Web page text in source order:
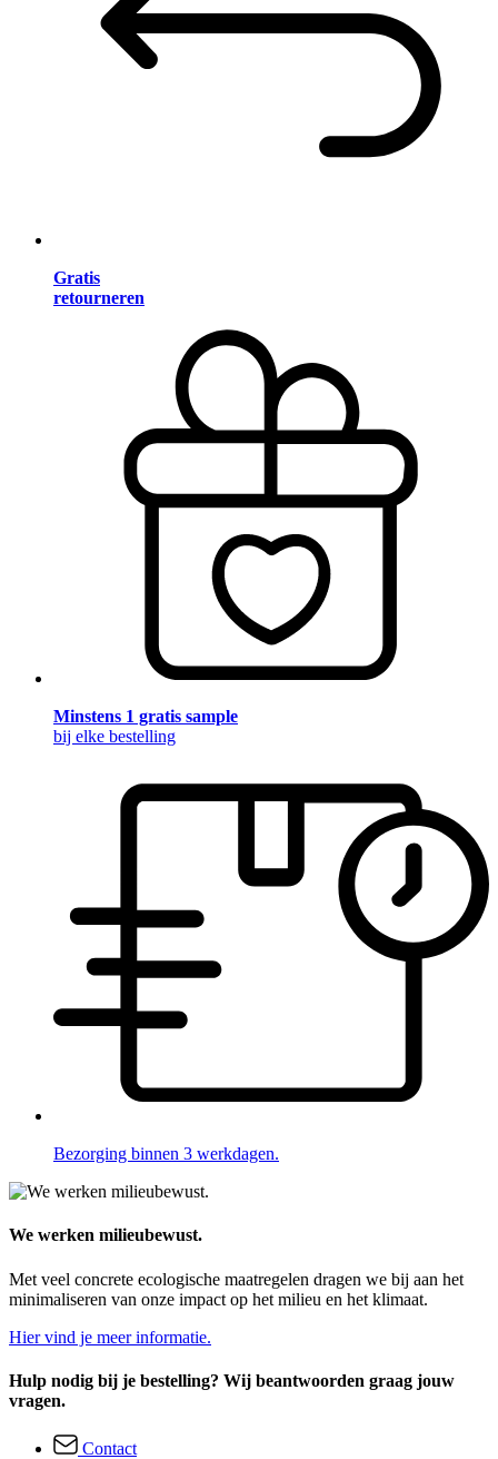
Gratis
retourneren
Minstens 1 gratis sample
bij elke bestelling
Bezorging binnen 3 werkdagen.
We werken milieubewust.
Met veel concrete ecologische maatregelen dragen we bij aan het
minimaliseren van onze impact op het milieu en het klimaat.
Hier vind je meer informatie.
Hulp nodig bij je bestelling? Wij beantwoorden graag jouw
vragen.
Contact